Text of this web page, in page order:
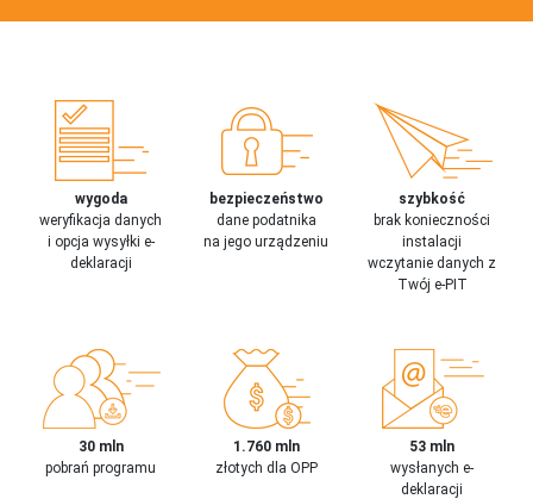
wygoda
weryfikacja danych
i opcja wysyłki e-
deklaracji
bezpieczeństwo
dane podatnika
na jego urządzeniu
szybkość
brak konieczności
instalacji
wczytanie danych z
Twój e-PIT
30 mln
pobrań programu
1.760 mln
złotych dla OPP
53 mln
wysłanych e-
deklaracji